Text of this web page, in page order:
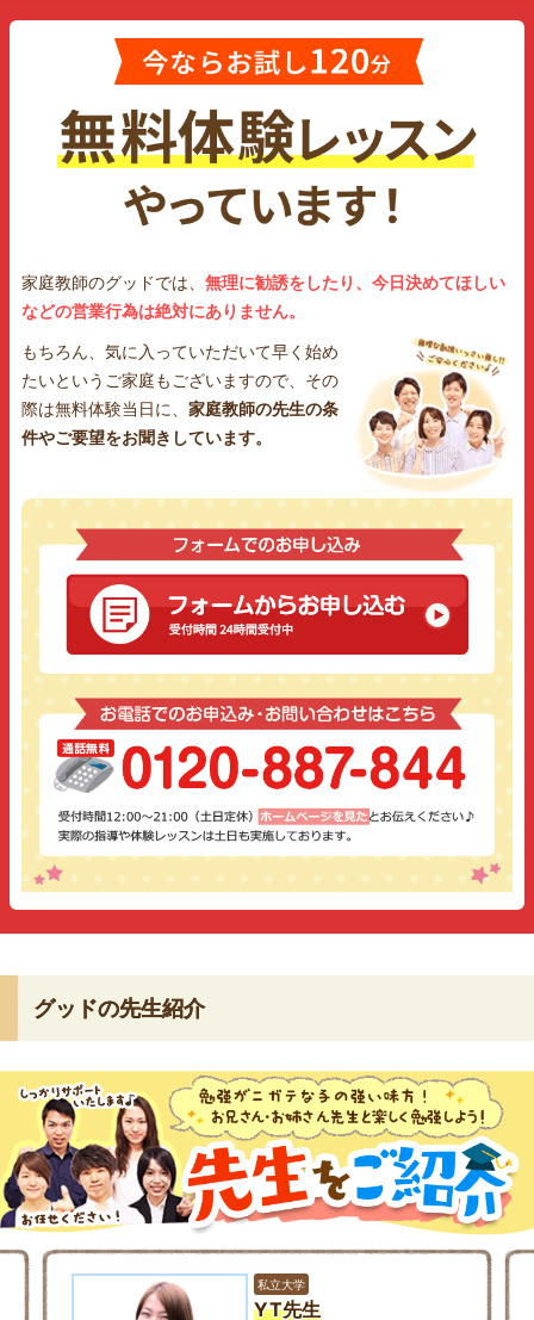
家庭教師のグッドでは、 無理に勧誘をしたり、今日決めてほしい
などの営業行為は絶対にありません。
もちろん、気に入っていただいて早く始め
たいというご家庭もございますので、その
際は無料体験当日に、 家庭教師の先生の条
件やご要望をお聞きしています。
グッドの先生紹介
私立大学
YT先生